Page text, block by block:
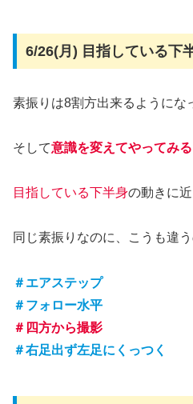
6/26(月) 目指している下
素振りは8割方出来るようにな
そして意識を変えてやってみる
目指している下半身の動きに
同じ素振りなのに、こうも違う
＃エアステップ
＃フォロー水平
＃四方から撮影
＃右足出ず左足にくっつく